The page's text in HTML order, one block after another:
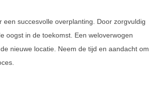
succesvolle overplanting. Door zorgvuldig
oogst in de toekomst. Een weloverwogen
nieuwe locatie. Neem de tijd en aandacht om